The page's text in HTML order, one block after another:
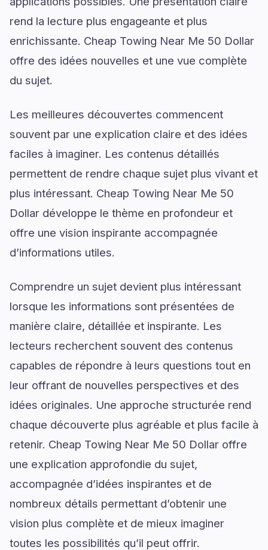
rend la lecture plus engageante et plus
enrichissante. Cheap Towing Near Me 50 Dollar
offre des idées nouvelles et une vue complète
du sujet.
Les meilleures découvertes commencent
souvent par une explication claire et des idées
faciles à imaginer. Les contenus détaillés
permettent de rendre chaque sujet plus vivant et
plus intéressant. Cheap Towing Near Me 50
Dollar développe le thème en profondeur et
offre une vision inspirante accompagnée
d’informations utiles.
Comprendre un sujet devient plus intéressant
lorsque les informations sont présentées de
manière claire, détaillée et inspirante. Les
lecteurs recherchent souvent des contenus
capables de répondre à leurs questions tout en
leur offrant de nouvelles perspectives et des
idées originales. Une approche structurée rend
chaque découverte plus agréable et plus facile à
retenir. Cheap Towing Near Me 50 Dollar offre
une explication approfondie du sujet,
accompagnée d’idées inspirantes et de
nombreux détails permettant d’obtenir une
vision plus complète et de mieux imaginer
toutes les possibilités qu’il peut offrir.